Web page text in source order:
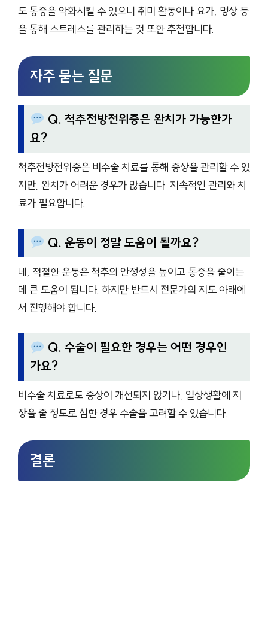
도 통증을 악화시킬 수 있으니 취미 활동이나 요가, 명상 등
을 통해 스트레스를 관리하는 것 또한 추천합니다.
자주 묻는 질문
Q. 척추전방전위증은 완치가 가능한가
요?
척추전방전위증은 비수술 치료를 통해 증상을 관리할 수 있
지만, 완치가 어려운 경우가 많습니다. 지속적인 관리와 치
료가 필요합니다.
Q. 운동이 정말 도움이 될까요?
네, 적절한 운동은 척추의 안정성을 높이고 통증을 줄이는
데 큰 도움이 됩니다. 하지만 반드시 전문가의 지도 아래에
서 진행해야 합니다.
Q. 수술이 필요한 경우는 어떤 경우인
가요?
비수술 치료로도 증상이 개선되지 않거나, 일상생활에 지
장을 줄 정도로 심한 경우 수술을 고려할 수 있습니다.
결론